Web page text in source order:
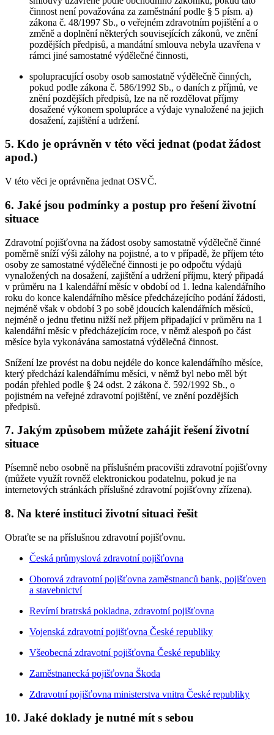
činnost není považována za zaměstnání podle § 5 písm. a)
zákona č. 48/1997 Sb., o veřejném zdravotním pojištění a o
změně a doplnění některých souvisejících zákonů, ve znění
pozdějších předpisů, a mandátní smlouva nebyla uzavřena v
rámci jiné samostatné výdělečné činnosti,
spolupracující osoby osob samostatně výdělečně činných,
pokud podle zákona č. 586/1992 Sb., o daních z příjmů, ve
znění pozdějších předpisů, lze na ně rozdělovat příjmy
dosažené výkonem spolupráce a výdaje vynaložené na jejich
dosažení, zajištění a udržení.
5. Kdo je oprávněn v této věci jednat (podat žádost
apod.)
V této věci je oprávněna jednat OSVČ.
6. Jaké jsou podmínky a postup pro řešení životní
situace
Zdravotní pojišťovna na žádost osoby samostatně výdělečně činné
poměrně sníží výši zálohy na pojistné, a to v případě, že příjem této
osoby ze samostatné výdělečné činnosti je po odpočtu výdajů
vynaložených na dosažení, zajištění a udržení příjmu, který připadá
v průměru na 1 kalendářní měsíc v období od 1. ledna kalendářního
roku do konce kalendářního měsíce předcházejícího podání žádosti,
nejméně však v období 3 po sobě jdoucích kalendářních měsíců,
nejméně o jednu třetinu nižší než příjem připadající v průměru na 1
kalendářní měsíc v předcházejícím roce, v němž alespoň po část
měsíce byla vykonávána samostatná výdělečná činnost.
Snížení lze provést na dobu nejdéle do konce kalendářního měsíce,
který předchází kalendářnímu měsíci, v němž byl nebo měl být
podán přehled podle § 24 odst. 2 zákona č. 592/1992 Sb., o
pojistném na veřejné zdravotní pojištění, ve znění pozdějších
předpisů.
7. Jakým způsobem můžete zahájit řešení životní
situace
Písemně nebo osobně na příslušném pracovišti zdravotní pojišťovny
(můžete využít rovněž elektronickou podatelnu, pokud je na
internetových stránkách příslušné zdravotní pojišťovny zřízena).
8. Na které instituci životní situaci řešit
Obraťte se na příslušnou zdravotní pojišťovnu.
Česká průmyslová zdravotní pojišťovna
Oborová zdravotní pojišťovna zaměstnanců bank, pojišťoven
a stavebnictví
Revírní bratrská pokladna, zdravotní pojišťovna
Vojenská zdravotní pojišťovna České republiky
Všeobecná zdravotní pojišťovna České republiky
Zaměstnanecká pojišťovna Škoda
Zdravotní pojišťovna ministerstva vnitra České republiky
10. Jaké doklady je nutné mít s sebou